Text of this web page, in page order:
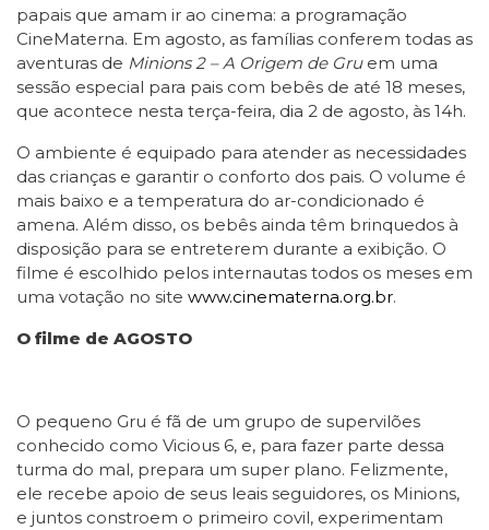
papais que amam ir ao cinema: a programação
CineMaterna. Em agosto, as famílias conferem todas as
aventuras de Minions 2 – A Origem de Gru em uma
sessão especial para pais com bebês de até 18 meses,
que acontece nesta terça-feira, dia 2 de agosto, às 14h.
O ambiente é equipado para atender as necessidades
das crianças e garantir o conforto dos pais. O volume é
mais baixo e a temperatura do ar-condicionado é
amena. Além disso, os bebês ainda têm brinquedos à
disposição para se entreterem durante a exibição. O
filme é escolhido pelos internautas todos os meses em
uma votação no site www.cinematerna.org.br.
O filme de AGOSTO
O pequeno Gru é fã de um grupo de supervilões
conhecido como Vicious 6, e, para fazer parte dessa
turma do mal, prepara um super plano. Felizmente,
ele recebe apoio de seus leais seguidores, os Minions,
e juntos constroem o primeiro covil, experimentam